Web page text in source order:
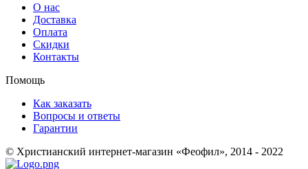
О нас
Доставка
Оплата
Скидки
Контакты
Помощь
Как заказать
Вопросы и ответы
Гарантии
© Христианский интернет-магазин «Феофил», 2014 - 2022